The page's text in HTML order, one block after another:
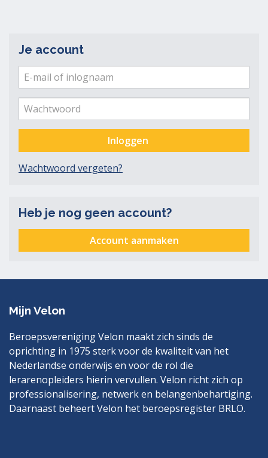
Je account
E-
mail
of
inlognaam
Wachtwoord
Inloggen
Wachtwoord vergeten?
Heb je nog geen account?
Account aanmaken
Mijn Velon
Beroepsvereniging Velon maakt zich sinds de
oprichting in 1975 sterk voor de kwaliteit van het
Nederlandse onderwijs en voor de rol die
lerarenopleiders hierin vervullen. Velon richt zich op
professionalisering, netwerk en belangenbehartiging.
Daarnaast beheert Velon het beroepsregister BRLO.